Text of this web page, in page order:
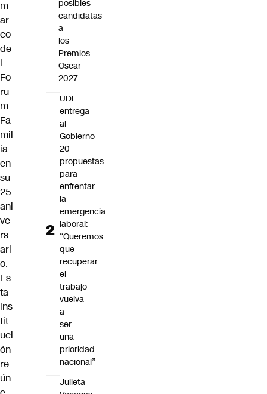
m
ar
co
de
l
Fo
ru
m
Fa
mil
ia
en
su
25
ani
ve
rs
ari
o.
Es
ta
ins
tit
uci
ón
re
ún
posibles
candidatas
a
los
Premios
Oscar
2027
UDI
entrega
al
Gobierno
20
propuestas
para
enfrentar
la
emergencia
laboral:
“Queremos
que
recuperar
el
trabajo
vuelva
a
ser
una
prioridad
nacional”
Julieta